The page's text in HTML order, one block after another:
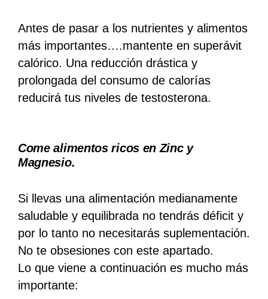
Antes de pasar a los nutrientes y alimentos
más importantes….mantente en superávit
calórico. Una reducción drástica y
prolongada del consumo de calorías
reducirá tus niveles de testosterona.
Come alimentos ricos en Zinc y
Magnesio.
Si llevas una alimentación medianamente
saludable y equilibrada no tendrás déficit y
por lo tanto no necesitarás suplementación.
No te obsesiones con este apartado.
Lo que viene a continuación es mucho más
importante: